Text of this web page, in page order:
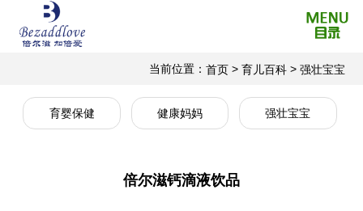
当前位置： 首页> 育儿百科> 强壮宝宝
育婴保健 健康妈妈 强壮宝宝
倍尔滋钙滴液饮品